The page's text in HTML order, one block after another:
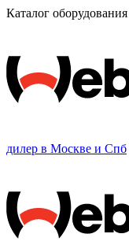
Каталог оборудования
дилер в Москве и Спб